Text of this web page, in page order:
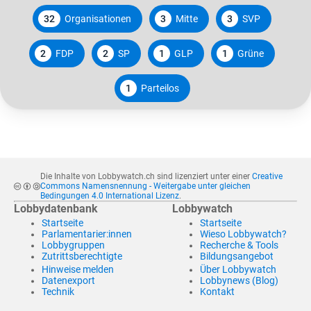
32 Organisationen 3 Mitte 3 SVP
2 FDP 2 SP 1 GLP 1 Grüne
1 Parteilos
Die Inhalte von Lobbywatch.ch sind lizenziert unter einer Creative
Commons Namensnennung - Weitergabe unter gleichen
Bedingungen 4.0 International Lizenz.
Lobbydatenbank
Startseite
Parlamentarier:innen
Lobbygruppen
Zutrittsberechtigte
Hinweise melden
Datenexport
Technik
Lobbywatch
Startseite
Wieso Lobbywatch?
Recherche & Tools
Bildungsangebot
Über Lobbywatch
Lobbynews (Blog)
Kontakt